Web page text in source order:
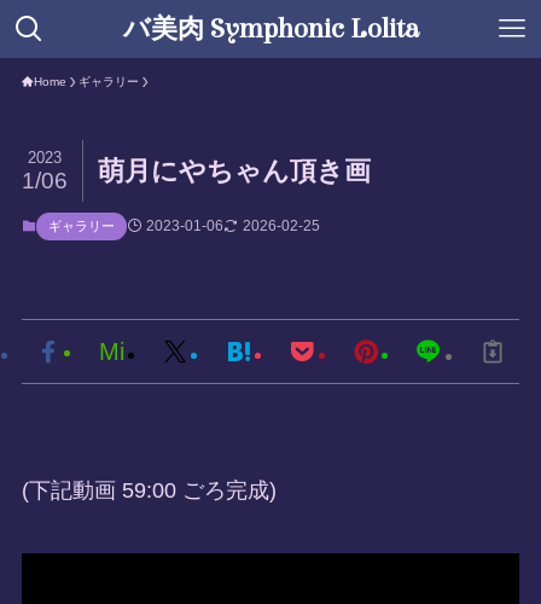
バ美肉 Symphonic Lolita
Home ギャラリー
萌月にやちゃん頂き画
2023
1/06
ギャラリー 2023-01-06 2026-02-25
Mi
(下記動画 59:00 ごろ完成)